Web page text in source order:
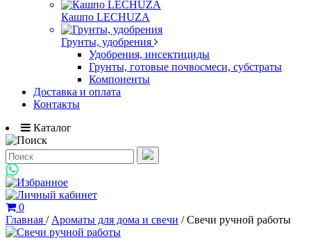
Кашпо LECHUZA
Грунты, удобрения
Удобрения, инсектициды
Грунты, готовые почвосмеси, субстраты
Компоненты
Доставка и оплата
Контакты
Каталог
0
Главная / Ароматы для дома и свечи /Cвечи ручной работы